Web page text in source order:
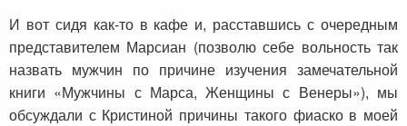
И вот сидя как-то в кафе и, расставшись с очередным
представителем Марсиан (позволю себе вольность так
назвать мужчин по причине изучения замечательной
книги «Мужчины с Марса, Женщины с Венеры»), мы
обсуждали с Кристиной причины такого фиаско в моей